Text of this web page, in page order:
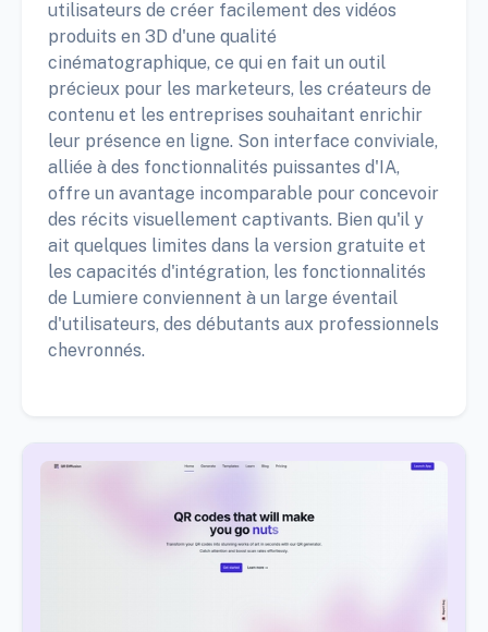
utilisateurs de créer facilement des vidéos
produits en 3D d'une qualité
cinématographique, ce qui en fait un outil
précieux pour les marketeurs, les créateurs de
contenu et les entreprises souhaitant enrichir
leur présence en ligne. Son interface conviviale,
alliée à des fonctionnalités puissantes d'IA,
offre un avantage incomparable pour concevoir
des récits visuellement captivants. Bien qu'il y
ait quelques limites dans la version gratuite et
les capacités d'intégration, les fonctionnalités
de Lumiere conviennent à un large éventail
d'utilisateurs, des débutants aux professionnels
chevronnés.